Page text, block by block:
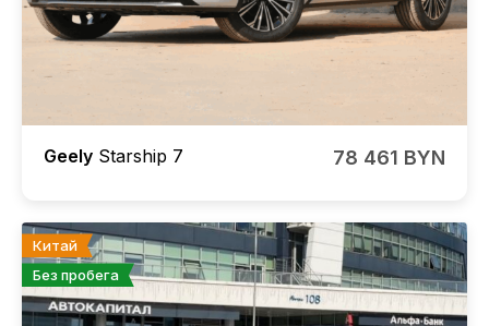
Geely Starship 7 78 461 BYN
Китай
Без пробега